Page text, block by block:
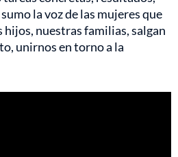
la voz de las mujeres que
nuestras familias, salgan
unirnos en torno a la